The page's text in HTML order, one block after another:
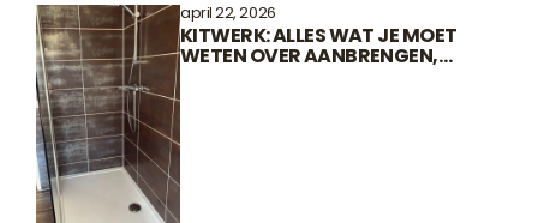
april 22, 2026
KITWERK: ALLES WAT JE MOET
WETEN OVER AANBRENGEN,